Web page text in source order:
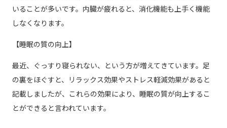
いることが多いです。内臓が疲れると、消化機能も上手く機能
しなくなります。
【睡眠の質の向上】
最近、ぐっすり寝られない、という方が増えてきています。足
の裏をほぐすと、リラックス効果やストレス軽減効果があると
記載しましたが、これらの効果により、睡眠の質が向上するこ
とができると言われています。